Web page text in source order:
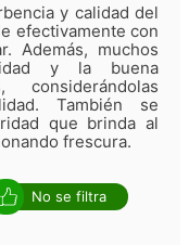
y calidad del
efectivamente con
Además, muchos
y la buena
También se
que brinda al
frescura.
No se filtra